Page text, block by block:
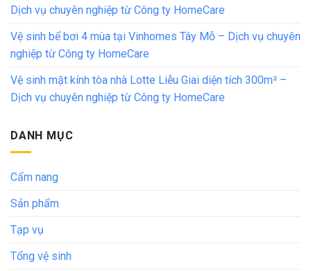
Dịch vụ chuyên nghiệp từ Công ty HomeCare
Vệ sinh bể bơi 4 mùa tại Vinhomes Tây Mỗ – Dịch vụ chuyên
nghiệp từ Công ty HomeCare
Vệ sinh mặt kính tòa nhà Lotte Liễu Giai diện tích 300m² –
Dịch vụ chuyên nghiệp từ Công ty HomeCare
DANH MỤC
Cẩm nang
Sản phẩm
Tạp vụ
Tổng vệ sinh